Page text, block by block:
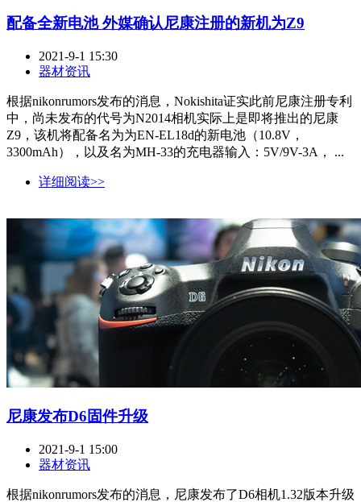
配备全新电池 外媒确认尼康注册的新机为Z9
2021-9-1 15:30
器材资讯
根据nikonrumors发布的消息，Nokishita证实此前尼康注册专利
中，尚未发布的代号为N2014相机实际上是即将推出的尼康
Z9，该机将配备名为为EN-EL18d的新电池（10.8V，
3300mAh），以及名为MH-33的充电器输入：5V/9V-3A， ...
详细阅读>>
尼康发布D6固件升级
2021-9-1 15:00
器材资讯
根据nikonrumors发布的消息，尼康发布了D6相机1.32版本升级